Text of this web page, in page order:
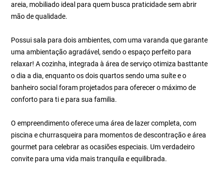
areia, mobiliado ideal para quem busca praticidade sem abrir
mão de qualidade.
Possui sala para dois ambientes, com uma varanda que garante
uma ambientação agradável, sendo o espaço perfeito para
relaxar! A cozinha, integrada à área de serviço otimiza basttante
o dia a dia, enquanto os dois quartos sendo uma suíte e o
banheiro social foram projetados para oferecer o máximo de
conforto para ti e para sua familia.
O empreendimento oferece uma área de lazer completa, com
piscina e churrasqueira para momentos de descontração e área
gourmet para celebrar as ocasiões especiais. Um verdadeiro
convite para uma vida mais tranquila e equilibrada.